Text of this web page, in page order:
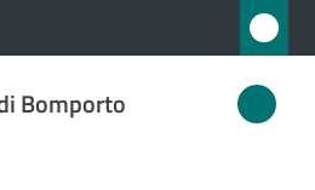
Bomporto